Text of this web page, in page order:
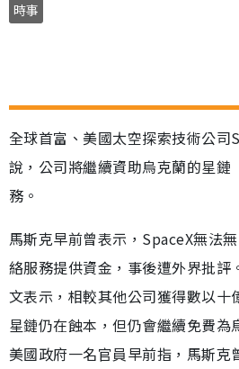
時事
全球首富、美國太空探索技術公司
說，公司將繼續資助烏克蘭的星
務。
馬斯克早前曾表示，SpaceX無法
絡服務提供資金，事後遭外界批
文表示，相較其他公司獲得數以十
星鏈仍在蝕本，但仍會繼續免費為
美國政府一名官員早前指，馬斯克